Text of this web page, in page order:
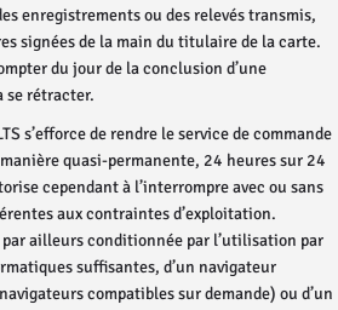
enregistrements ou des relevés transmis,
signées de la main du titulaire de la carte.
du jour de la conclusion d’une
se rétracter.
s’efforce de rendre le service de commande
quasi-permanente, 24 heures sur 24
cependant à l’interrompre avec ou sans
aux contraintes d’exploitation.
par ailleurs conditionnée par l’utilisation par
suffisantes, d’un navigateur
compatibles sur demande) ou d’un